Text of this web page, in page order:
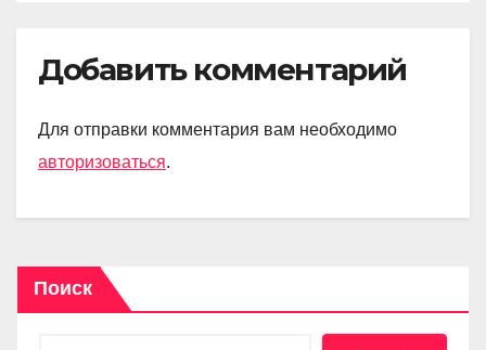
Добавить комментарий
Для отправки комментария вам необходимо
авторизоваться.
Поиск